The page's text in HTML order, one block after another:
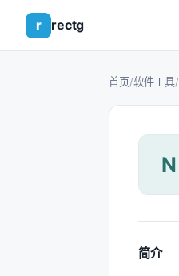
r rectg
首页/软件工具/
N
简介